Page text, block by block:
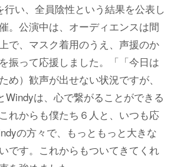
行い、全員陰性という結果を公表し
。公演中は、オーディエンスは間
で、マスク着用のうえ、声援のか
振って応援しました。「「今日は
め）歓声が出せない状況ですが、
Windyは、心で繋がることができる
れからも僕たち６人と、いつも応
の方々で、もっともっと大きな
です。これからもついてきてくれ